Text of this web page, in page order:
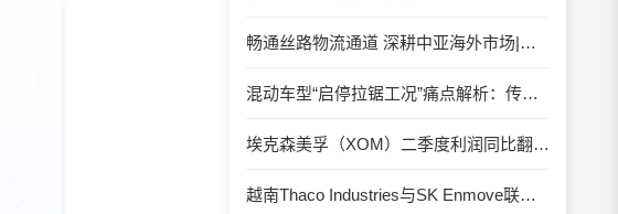
畅通丝路物流通道 深耕中亚海外市场|中国石化SINOPEC润滑油北京-阿拉木图图定班列顺利抵达
混动车型“启停拉锯工况”痛点解析：传统机油为何频繁出现油泥堆积？
埃克森美孚（XOM）二季度利润同比翻倍 创2022年以来新高
越南Thaco Industries与SK Enmove联手合作润滑油